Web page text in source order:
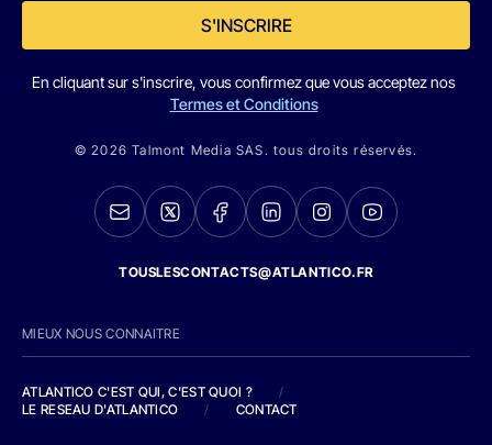
S'INSCRIRE
En cliquant sur s'inscrire, vous confirmez que vous acceptez nos
Termes et Conditions
© 2026 Talmont Media SAS. tous droits réservés.
TOUSLESCONTACTS@ATLANTICO.FR
MIEUX NOUS CONNAITRE
ATLANTICO C'EST QUI, C'EST QUOI ?
/
LE RESEAU D'ATLANTICO
/ CONTACT